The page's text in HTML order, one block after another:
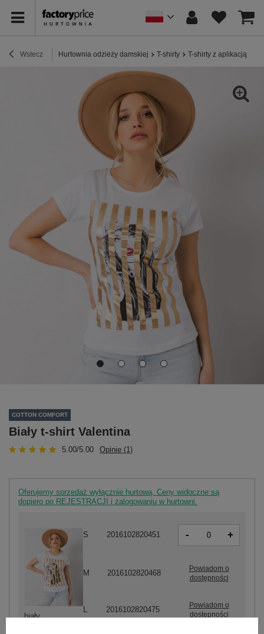
Wstecz Hurtownia odzieży damskiej T-shirty T-shirty z aplikacją
COTTON COMFORT
Biały t-shirt Valentina
5.00/5.00 Opinie (1)
Oferujemy sprzedaż wyłącznie hurtową. Ceny widoczne są
dopiero po REJESTRACJI i zalogowaniu w hurtowni.
biały
S 2016102820451 - +
M 2016102820468
Powiadom o
dostępności
2016102820475
Powiadom o
dostępności